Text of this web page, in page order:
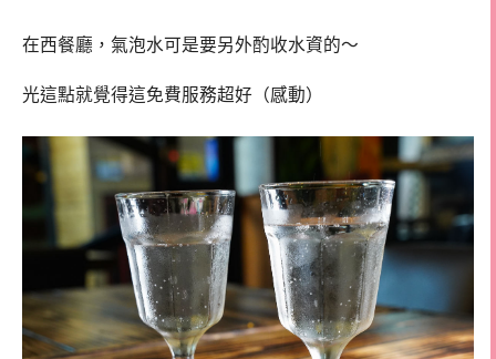
在西餐廳，氣泡水可是要另外酌收水資的～
光這點就覺得這免費服務超好（感動）